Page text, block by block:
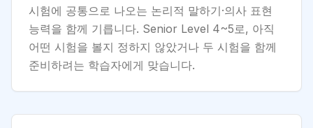
시험에 공통으로 나오는 논리적 말하기·의사 표현
능력을 함께 기릅니다. Senior Level 4~5로, 아직
어떤 시험을 볼지 정하지 않았거나 두 시험을 함께
준비하려는 학습자에게 맞습니다.